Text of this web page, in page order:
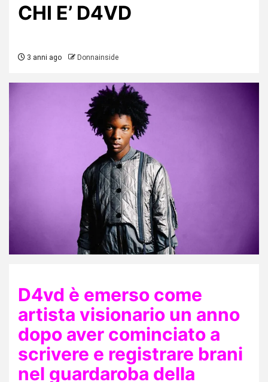
CHI E’ D4VD
3 anni ago Donnainside
D4vd è emerso come
artista visionario un anno
dopo aver cominciato a
scrivere e registrare brani
nel guardaroba della